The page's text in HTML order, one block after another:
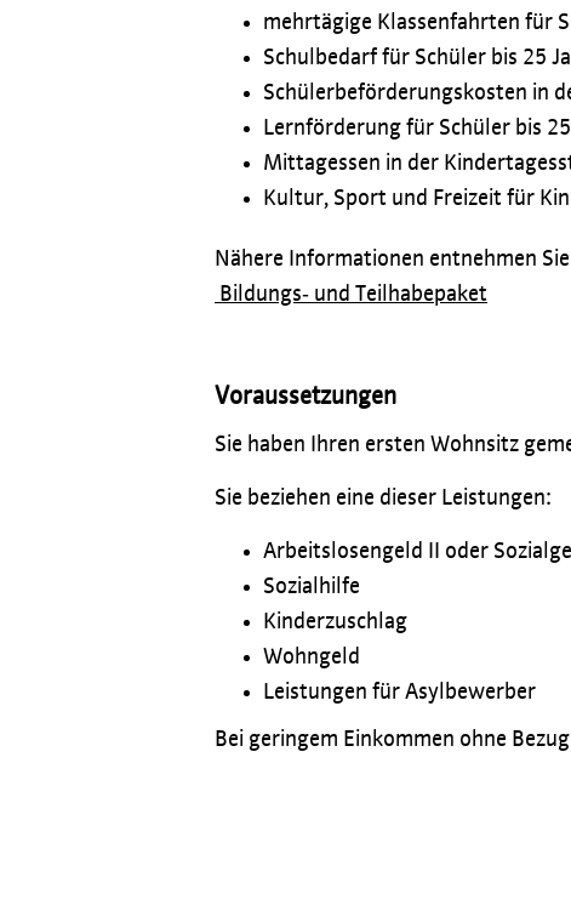
mehrtägige Klassenfahrten für
Schulbedarf für Schüler bis 25
Schülerbeförderungskosten in
Lernförderung für Schüler bis
Mittagessen in der
Kultur, Sport und Freizeit für
Nähere Informationen entnehmen
Bildungs‐ und Teilhabepaket
Voraussetzungen
Sie haben Ihren ersten Wohnsitz
Sie beziehen eine dieser Leistungen:
Arbeitslosengeld II oder
Sozialhilfe
Kinderzuschlag
Wohngeld
Leistungen für Asylbewerber
Bei geringem Einkommen ohne